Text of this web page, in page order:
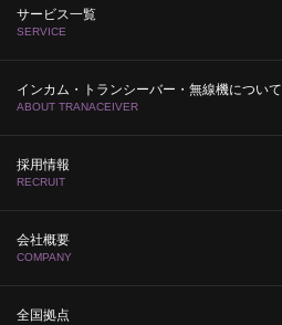
サービス一覧
SERVICE
インカム・トランシーバー・無線機について
ABOUT TRANACEIVER
採用情報
RECRUIT
会社概要
COMPANY
全国拠点